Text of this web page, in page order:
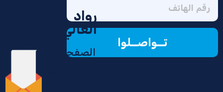
تــواصــلوا
رواد التعليم
العالي
الصفحه الرئيسية
المبنى التنظيمي